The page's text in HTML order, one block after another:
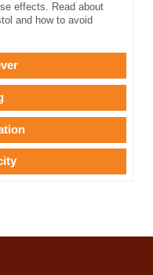
effects. Read about
and how to avoid